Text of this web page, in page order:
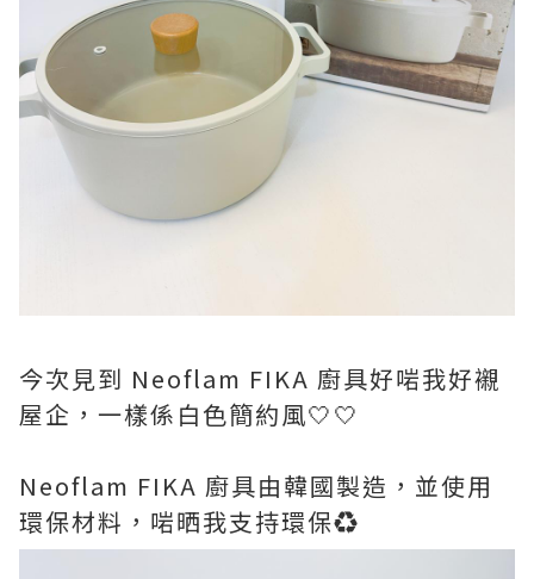
今次見到 Neoflam FIKA 廚具好啱我好襯
屋企，一樣係白色簡約風🤍🤍
Neoflam FIKA 廚具由韓國製造，並使用
環保材料，啱晒我支持環保♻️